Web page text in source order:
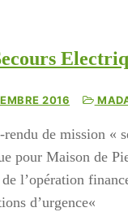
2016
rendu de mission «
pour Maison de
l’opération
d’urgence«